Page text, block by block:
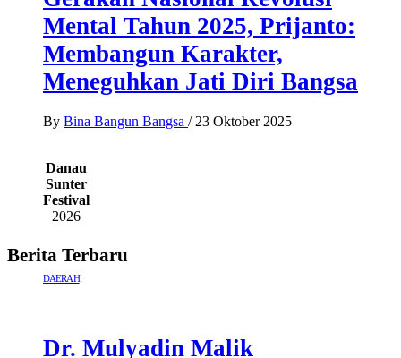
Mental Tahun 2025, Prijanto:
Membangun Karakter,
Meneguhkan Jati Diri Bangsa
By Bina Bangun Bangsa / 23 Oktober 2025
Danau
Sunter
Festival
2026
Berita Terbaru
DAERAH
Dr. Mulyadin Malik